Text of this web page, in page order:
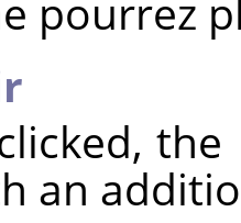
pourrez
the
an